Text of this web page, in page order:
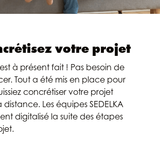
votre projet
à présent fait ! Pas besoin de
Tout a été mis en place pour
concrétiser votre projet
Les équipes SEDELKA
digitalisé la suite des étapes